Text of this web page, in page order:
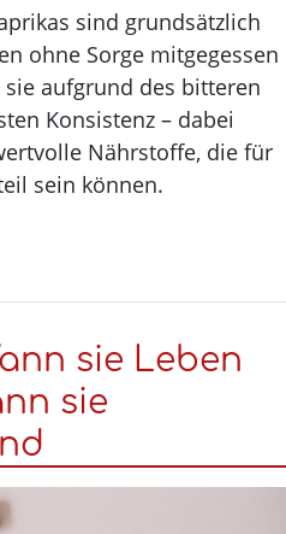
sind grundsätzlich
ohne Sorge
sie aufgrund des bitteren
Konsistenz – dabei
wertvolle Nährstoffe, die
sein können.
sie Leben
sie